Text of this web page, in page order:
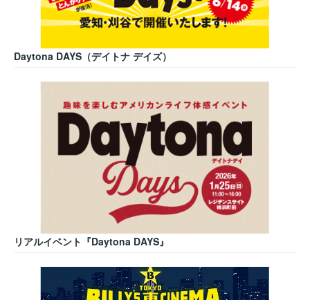
Daytona DAYS（デイトナ デイズ）
リアルイベント『Daytona DAYS』